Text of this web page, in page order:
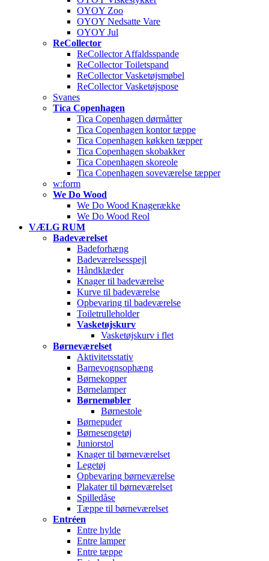
OYOY Zoo
OYOY Nedsatte Vare
OYOY Jul
ReCollector
ReCollector Affaldsspande
ReCollector Toiletspand
ReCollector Vasketøjsmøbel
ReCollector Vasketøjspose
Svanes
Tica Copenhagen
Tica Copenhagen dørmåtter
Tica Copenhagen kontor tæppe
Tica Copenhagen køkken tæpper
Tica Copenhagen skobakker
Tica Copenhagen skoreole
Tica Copenhagen soveværelse tæpper
w:form
We Do Wood
We Do Wood Knagerække
We Do Wood Reol
VÆLG RUM
Badeværelset
Badeforhæng
Badeværelsesspejl
Håndklæder
Knager til badeværelse
Kurve til badeværelse
Opbevaring til badeværelse
Toiletrulleholder
Vasketøjskurv
Vasketøjskurv i flet
Børneværelset
Aktivitetsstativ
Barnevognsophæng
Børnekopper
Børnelamper
Børnemøbler
Børnestole
Børnepuder
Børnesengetøj
Juniorstol
Knager til børneværelset
Legetøj
Opbevaring børneværelse
Plakater til børneværelset
Spilledåse
Tæppe til børneværelset
Entréen
Entre hylde
Entre lamper
Entre tæppe